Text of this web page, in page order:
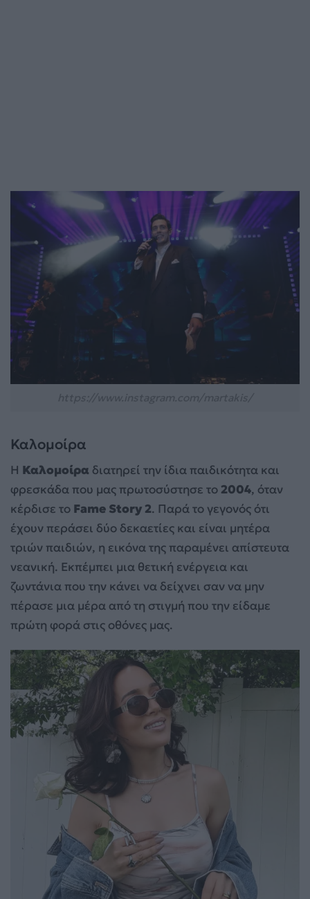
Καλομοίρα
Η Καλομοίρα διατηρεί την ίδια παιδικότητα και
φρεσκάδα που μας πρωτοσύστησε το 2004, όταν
κέρδισε το Fame Story 2. Παρά το γεγονός ότι
έχουν περάσει δύο δεκαετίες και είναι μητέρα
τριών παιδιών, η εικόνα της παραμένει απίστευτα
νεανική. Εκπέμπει μια θετική ενέργεια και
ζωντάνια που την κάνει να δείχνει σαν να μην
πέρασε μια μέρα από τη στιγμή που την είδαμε
πρώτη φορά στις οθόνες μας.